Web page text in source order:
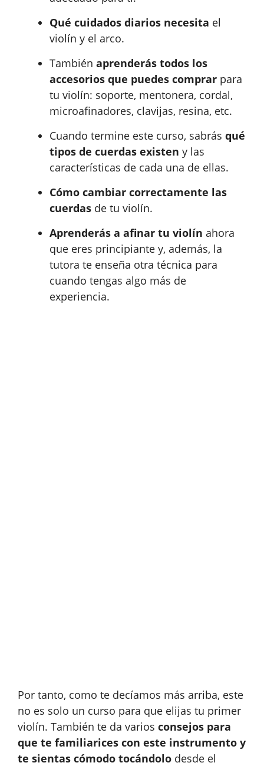
Qué cuidados diarios necesita el
violín y el arco.
También aprenderás todos los
accesorios que puedes comprar para
tu violín: soporte, mentonera, cordal,
microafinadores, clavijas, resina, etc.
Cuando termine este curso, sabrás qué
tipos de cuerdas existen y las
características de cada una de ellas.
Cómo cambiar correctamente las
cuerdas de tu violín.
Aprenderás a afinar tu violín ahora
que eres principiante y, además, la
tutora te enseña otra técnica para
cuando tengas algo más de
experiencia.
Por tanto, como te decíamos más arriba, este
no es solo un curso para que elijas tu primer
violín. También te da varios consejos para
que te familiarices con este instrumento y
te sientas cómodo tocándolo desde el